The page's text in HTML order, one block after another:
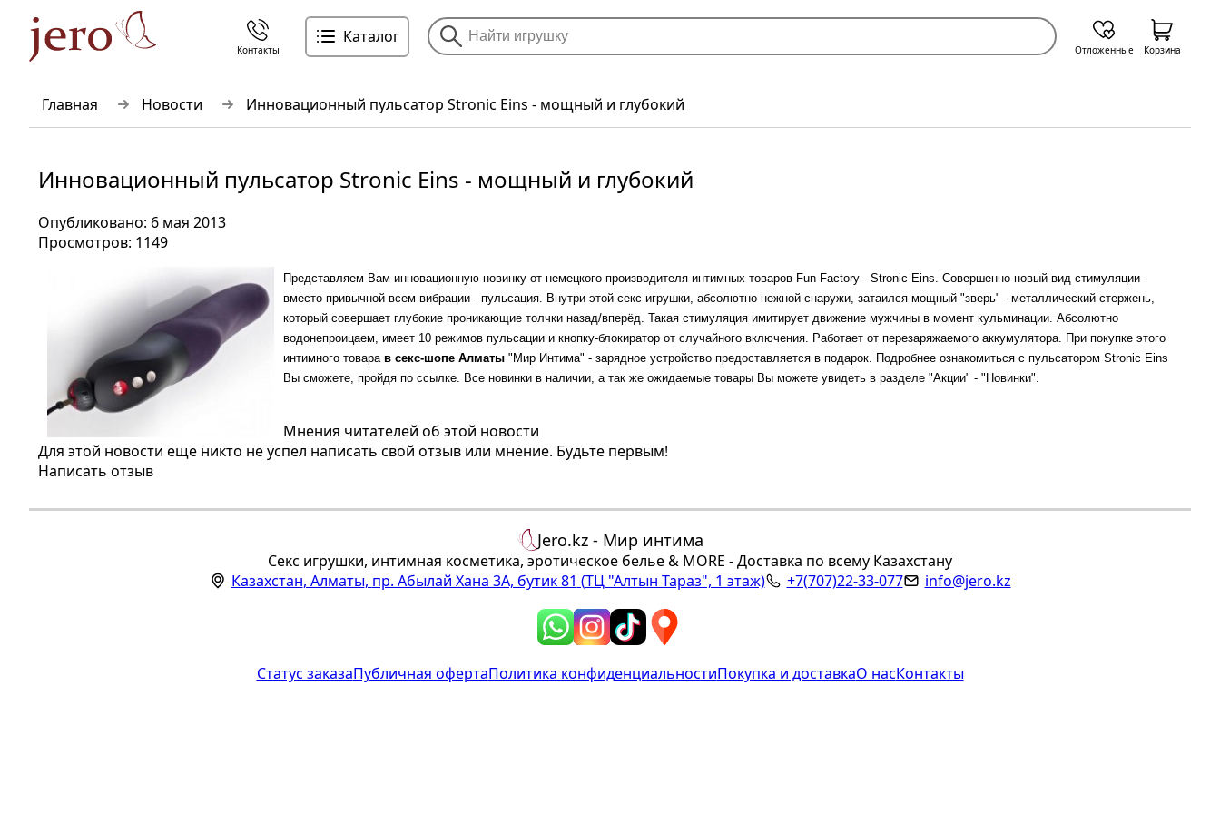
Главная Новости Инновационный пульсатор Stronic Eins - мощный и глубокий
Инновационный пульсатор Stronic Eins - мощный и глубокий
Опубликовано: 6 мая 2013
Просмотров: 1149
Представляем Вам инновационную новинку от немецкого производителя интимных товаров Fun Factory - Stronic Eins. Совершенно новый вид стимуляции -
вместо привычной всем вибрации - пульсация. Внутри этой секс-игрушки, абсолютно нежной снаружи, затаился мощный "зверь" - металлический стержень,
который совершает глубокие проникающие толчки назад/вперёд. Такая стимуляция имитирует движение мужчины в момент кульминации. Абсолютно
водонепроицаем, имеет 10 режимов пульсации и кнопку-блокиратор от случайного включения. Работает от перезаряжаемого аккумулятора. При покупке этого
интимного товара в секс-шопе Алматы "Мир Интима" - зарядное устройство предоставляется в подарок. Подробнее ознакомиться с пульсатором Stronic Eins
Вы сможете, пройдя по ссылке. Все новинки в наличии, а так же ожидаемые товары Вы можете увидеть в разделе "Акции" - "Новинки".
Мнения читателей об этой новости
Для этой новости еще никто не успел написать свой отзыв или мнение. Будьте первым!
Написать отзыв
Контакты
Каталог
Отложенные Корзина
Jero.kz - Мир интима
Секс игрушки, интимная косметика, эротическое белье & MORE - Доставка по всему Казахстану
Казахстан, Алматы, пр. Абылай Хана 3А, бутик 81 (ТЦ "Алтын Тараз", 1 этаж) +7(707)22-33-077 info@jero.kz
Статус заказаПубличная офертаПолитика конфиденциальностиПокупка и доставкаО насКонтакты